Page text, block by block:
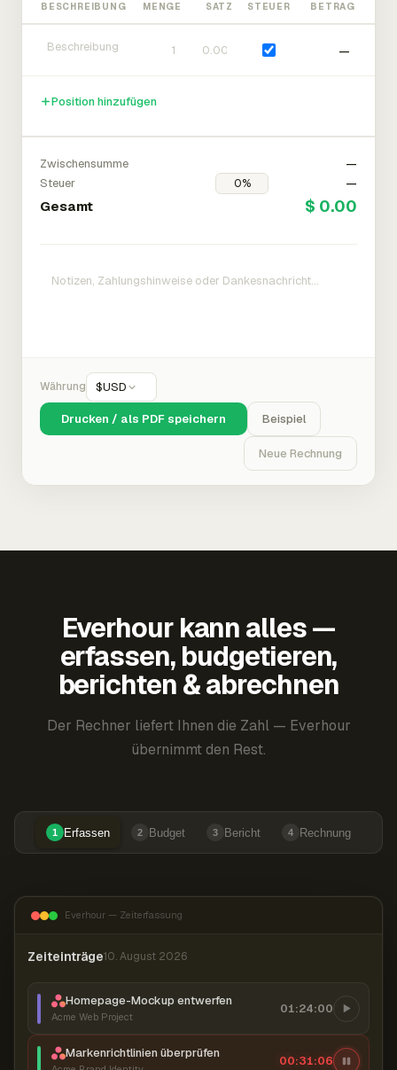
BESCHREIBUNG MENGE SATZ STEUER BETRAG
—
Position hinzufügen
Zwischensumme
—
Steuer
—
Gesamt $ 0.00
Währung $USD
Drucken / als PDF speichern Beispiel
Neue Rechnung
Everhour kann alles —
erfassen, budgetieren,
berichten & abrechnen
Der Rechner liefert Ihnen die Zahl — Everhour
übernimmt den Rest.
1 Erfassen 2 Budget 3 Bericht 4 Rechnung
Everhour — Zeiterfassung
Zeiteinträge10. August 2026
Homepage-Mockup entwerfen
Acme Web Project
01:24:00
Markenrichtlinien überprüfen 00:31:07